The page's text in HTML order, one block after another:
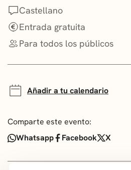
Castellano
Entrada gratuita
Para todos los públicos
Añadir a tu calendario
Comparte este evento:
Whatsapp
Facebook X